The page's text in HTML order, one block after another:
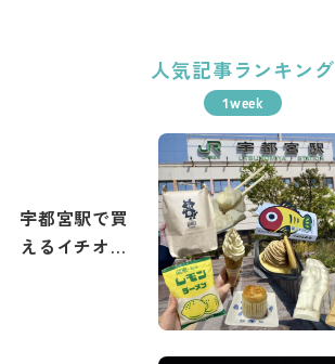
人気記事ランキング
宇都宮駅で買
えるイチオシ